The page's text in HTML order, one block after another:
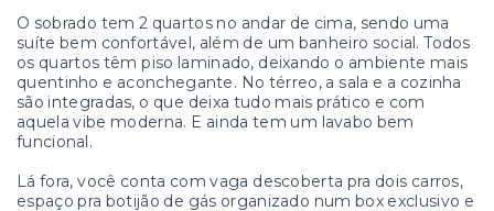
O sobrado tem 2 quartos no andar de cima, sendo uma
suíte bem confortável, além de um banheiro social. Todos
os quartos têm piso laminado, deixando o ambiente mais
quentinho e aconchegante. No térreo, a sala e a cozinha
são integradas, o que deixa tudo mais prático e com
aquela vibe moderna. E ainda tem um lavabo bem
funcional.
Lá fora, você conta com vaga descoberta pra dois carros,
espaço pra botijão de gás organizado num box exclusivo e